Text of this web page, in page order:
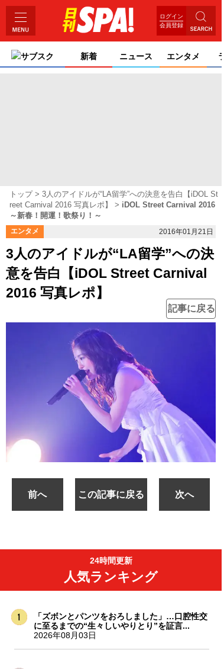
ログイン
会員登録
サブスク 新着 ニュース エンタメ
トップ
3人のアイドルが“LA留学”への決意を告白【iDOL St
reet Carnival 2016 写真レポ】
iDOL Street Carnival 2016
～新春！開運！歌祭り！～
エンタメ 2016年01月21日
3人のアイドルが“LA留学”への決
意を告白【iDOL Street Carnival
2016 写真レポ】
記事に戻る
前へ この記事に戻る 次へ
24時間更新
人気ランキング
「ズボンとパンツをおろしました」…口腔性交
に至るまでの“生々しいやりとり”を証言...
2026年08月03日